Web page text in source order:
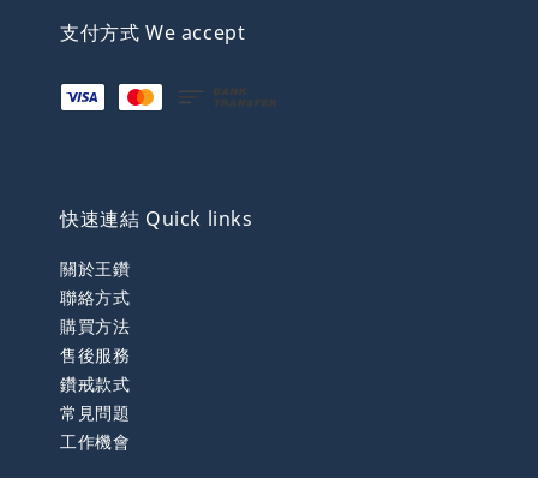
支付方式 We accept
快速連結 Quick links
關於王鑽
聯絡方式
購買方法
售後服務
鑽戒款式
常見問題
工作機會